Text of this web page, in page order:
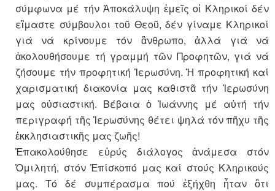
σύμφωνα μέ τήν Ἀποκάλυψη ἐμεῖς οἱ Κληρικοί δέν
εἲμαστε σύμβουλοι τοῦ Θεοῦ, δέν γίναμε Κληρικοί
γιά νά κρίνουμε τόν ἂνθρωπο, ἀλλά γιά νά
ἀκολουθήσουμε τή γραμμή τῶν Προφητῶν, γιά νά
ζήσουμε τήν προφητική Ἱερωσύνη. Ἡ προφητική καί
χαρισματική διακονία μας καθιστᾶ τήν Ἱερωσύνη
μας οὐσιαστική. Βέβαια ὁ Ἰωάννης μέ αὐτή τήν
περιγραφή τῆς Ἱερωσύνης θέτει ψηλά τόν πῆχυ τῆς
ἐκκλησιαστικῆς μας ζωῆς!
Ἐπακολούθησε εὐρύς διάλογος ἀνάμεσα στόν
Ὁμιλητή, στόν Ἐπίσκοπό μας καί στούς Κληρικούς
μας. Τό δέ συμπέρασμα πού ἐξήχθη ἦταν ὃτι